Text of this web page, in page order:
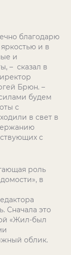
благодарю
и в
и
– сказал в
Брюн. –
будем
с
в свет в
с
роль
в
Сначала это
«Жил-был
облик.